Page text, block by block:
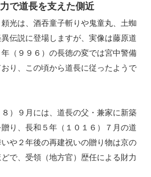
で道長を支えた側近
光は、酒吞童子斬りや鬼童丸、土蜘
伝説に登場しますが、実像は藤原道
（９９６）の長徳の変では宮中警備
り、この頃から道長に従ったようで
）９月には、道長の父・兼家に新築
り、長和５年（１０１６）７月の道
や２年後の再建祝いの贈り物は京の
で、受領（地方官）歴任による財力